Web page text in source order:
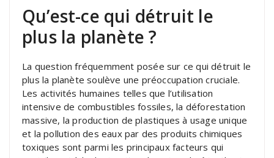
Qu’est-ce qui détruit le
plus la planète ?
La question fréquemment posée sur ce qui détruit le
plus la planète soulève une préoccupation cruciale.
Les activités humaines telles que l’utilisation
intensive de combustibles fossiles, la déforestation
massive, la production de plastiques à usage unique
et la pollution des eaux par des produits chimiques
toxiques sont parmi les principaux facteurs qui